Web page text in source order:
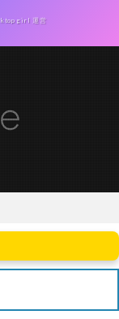
girl 運営